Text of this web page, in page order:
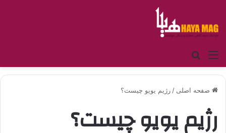
منو
صفحه اصلی / رژیم یویو چیست؟
رژیم یویو چیست؟